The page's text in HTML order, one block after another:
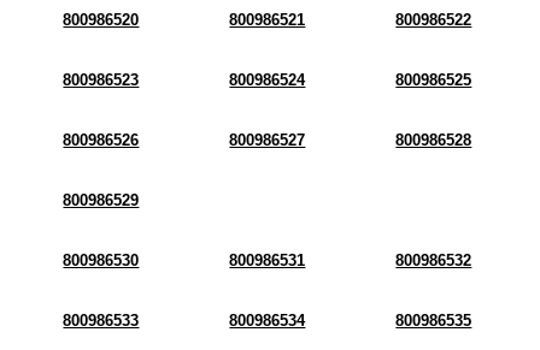
800986520 800986521 800986522
800986523 800986524 800986525
800986526 800986527 800986528
800986529
800986530 800986531 800986532
800986533 800986534 800986535